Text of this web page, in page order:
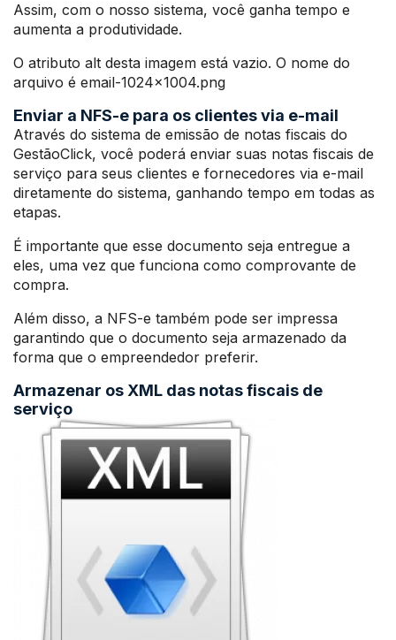
Assim, com o nosso sistema, você ganha tempo e
aumenta a produtividade.
O atributo alt desta imagem está vazio. O nome do
arquivo é email-1024×1004.png
Enviar a NFS-e para os clientes via e-mail
Através do sistema de emissão de notas fiscais do
GestãoClick, você poderá enviar suas notas fiscais de
serviço para seus clientes e fornecedores via e-mail
diretamente do sistema, ganhando tempo em todas as
etapas.
É importante que esse documento seja entregue a
eles, uma vez que funciona como comprovante de
compra.
Além disso, a NFS-e também pode ser impressa
garantindo que o documento seja armazenado da
forma que o empreendedor preferir.
Armazenar os XML das notas fiscais de
serviço